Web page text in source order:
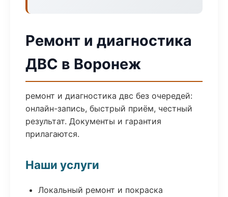
Ремонт и диагностика
ДВС в Воронеж
ремонт и диагностика двс без очередей:
онлайн-запись, быстрый приём, честный
результат. Документы и гарантия
прилагаются.
Наши услуги
Локальный ремонт и покраска